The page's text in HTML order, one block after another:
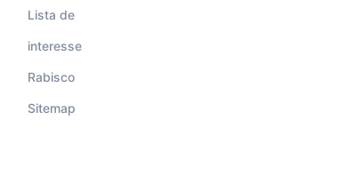
Lista de
interesse
Rabisco
Sitemap